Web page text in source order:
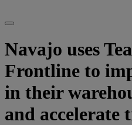
Navajo uses
Frontline to
in their
and accelerate